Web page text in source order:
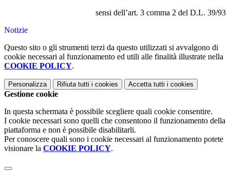
sensi dell’art. 3 comma 2 del D.L. 39/93
Notizie
Questo sito o gli strumenti terzi da questo utilizzati si avvalgono di
cookie necessari al funzionamento ed utili alle finalità illustrate nella
COOKIE POLICY.
Personalizza Rifiuta tutti i cookies Accetta tutti i cookies
Gestione cookie
In questa schermata è possibile scegliere quali cookie consentire.
I cookie necessari sono quelli che consentono il funzionamento della
piattaforma e non è possibile disabilitarli.
Per conoscere quali sono i cookie necessari al funzionamento potete
visionare la COOKIE POLICY.